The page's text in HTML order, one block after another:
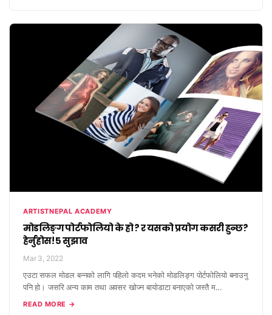
ARTISTNEPAL ACADEMY
मोडलिङ्ग पोर्टफोलियो के हो ? र यसको प्रयोग कसरी हुन्छ?
हेर्नुहोस! ५ सुझाव
Mar 3, 2022
एउटा सफल मोडल बन्नको लागि पहिलो कदम भनेको मोडलिङ्ग पोर्टफोलियो बनाउनु
पनि हो। जसरि अन्य काम तथा अवसर खोज्न बायोडाटा बनाएको जस्तै म...
READ MORE →